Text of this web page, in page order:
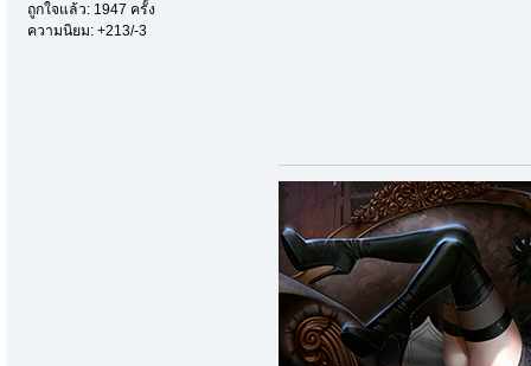
ถูกใจแล้ว: 1947 ครั้ง
ความนิยม: +213/-3